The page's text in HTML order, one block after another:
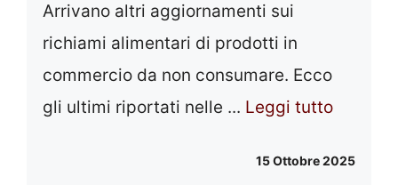
Arrivano altri aggiornamenti sui
richiami alimentari di prodotti in
commercio da non consumare. Ecco
gli ultimi riportati nelle ... Leggi tutto
15 Ottobre 2025